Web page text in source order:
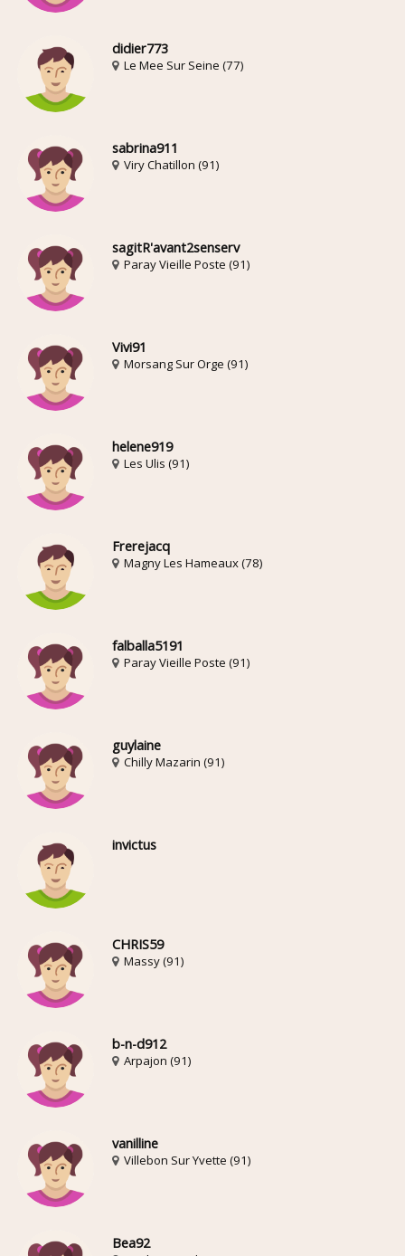
didier773
Le Mee Sur Seine (77)
sabrina911
Viry Chatillon (91)
sagitR'avant2senserv
Paray Vieille Poste (91)
Vivi91
Morsang Sur Orge (91)
helene919
Les Ulis (91)
Frerejacq
Magny Les Hameaux (78)
falballa5191
Paray Vieille Poste (91)
guylaine
Chilly Mazarin (91)
invictus
CHRIS59
Massy (91)
b-n-d912
Arpajon (91)
vanilline
Villebon Sur Yvette (91)
Bea92